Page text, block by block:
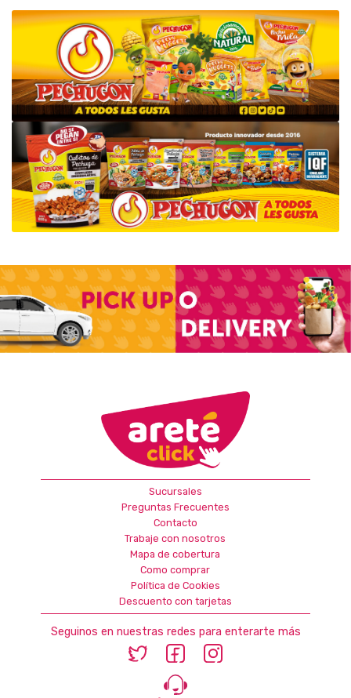
Sucursales
Preguntas Frecuentes
Contacto
Trabaje con nosotros
Mapa de cobertura
Como comprar
Política de Cookies
Descuento con tarjetas
Seguinos en nuestras redes para enterarte más